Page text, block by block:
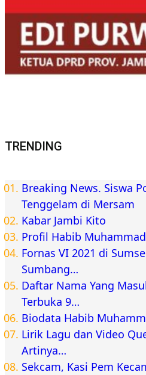
TRENDING
Breaking News. Siswa
Tenggelam di Mersam
Kabar Jambi Kito
Profil Habib
Fornas VI 2021 di
Sumbang…
Daftar Nama Yang
Terbuka 9…
Biodata Habib
Lirik Lagu dan Video
Artinya…
Sekcam, Kasi Pem